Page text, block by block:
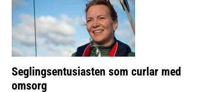
Seglingsentusiasten som curlar med
omsorg